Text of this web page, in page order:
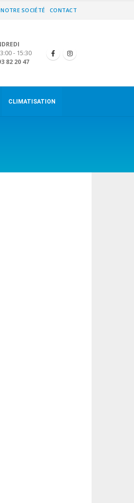
NOTRE SOCIÉTÉ CONTACT
- 15:30
82 20 47
CLIMATISATION